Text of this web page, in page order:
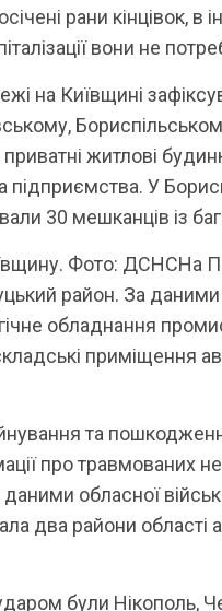
рани кінцівок, в
вони не
на Київщині
житлові
підприємства. У
30 мешканців із
Фото: ДСНСНа
район. За даними
обладнання
приміщення
та
про травмованих
обласної
два райони області
були Нікополь,